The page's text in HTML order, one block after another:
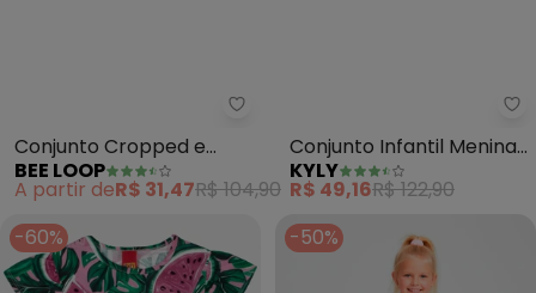
Bee Loop - Conjunto Cropped
Conjunto Cropped e
Short-Saia (Rosa)
BEE LOOP
A partir deR$ 31,47R$ 104,90
Conjunto Infantil Menina
Libélula (Rosa)
KYLY
R$ 49,16R$ 122,90
-60%
-50%